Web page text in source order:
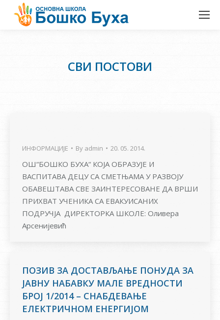
СВИ ПОСТОВИ
ИНФОРМАЦИЈЕ By admin 20. 05. 2014.
ОШ“БОШКО БУХА“ КОЈА ОБРАЗУЈЕ И
ВАСПИТАВА ДЕЦУ СА СМЕТЊАМА У РАЗВОЈУ
ОБАВЕШТАВА СВЕ ЗАИНТЕРЕСОВАНЕ ДА ВРШИ
ПРИХВАТ УЧЕНИКА СА ЕВАКУИСАНИХ
ПОДРУЧЈА ДИРЕКТОРКА ШКОЛЕ: Оливера
Арсенијевић
ПОЗИВ ЗА ДОСТАВЉАЊЕ ПОНУДА ЗА
ЈАВНУ НАБАВКУ МАЛЕ ВРЕДНОСТИ
БРОЈ 1/2014 – СНАБДЕВАЊЕ
ЕЛЕКТРИЧНОМ ЕНЕРГИЈОМ